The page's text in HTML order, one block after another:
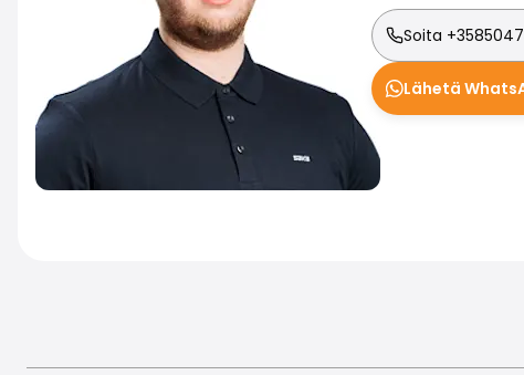
Soita
Lähetä